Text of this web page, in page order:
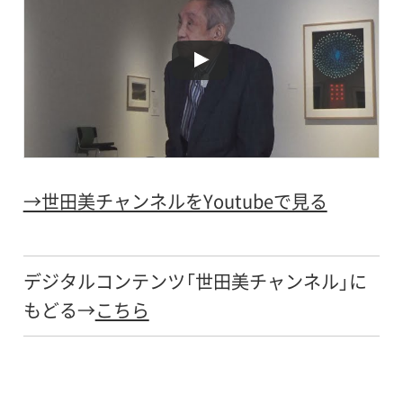
→世田美チャンネルをYoutubeで見る
デジタルコンテンツ「世田美チャンネル」に
もどる→ こちら